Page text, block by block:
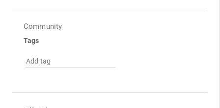
Community
Tags
Add tag